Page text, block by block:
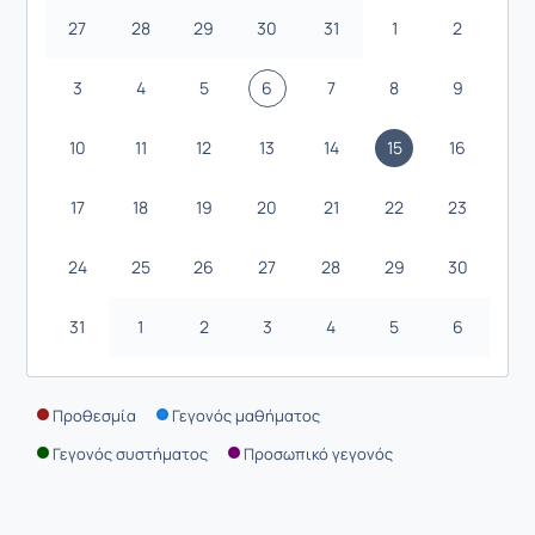
27 28 29 30 31 1 2
3 4 5 6 7 8 9
10 11 12 13 14 15 16
17 18 19 20 21 22 23
24 25 26 27 28 29 30
31 1 2 3 4 5 6
Προθεσμία
Γεγονός μαθήματος
Γεγονός συστήματος
Προσωπικό γεγονός